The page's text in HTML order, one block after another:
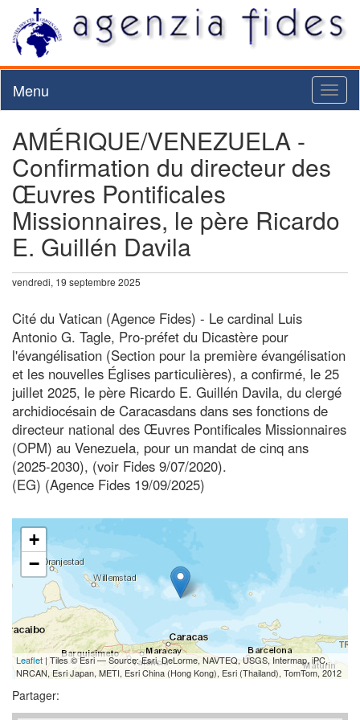
Menu
AMÉRIQUE/VENEZUELA -
Confirmation du directeur des
Œuvres Pontificales
Missionnaires, le père Ricardo
E. Guillén Davila
vendredi, 19 septembre 2025
Cité du Vatican (Agence Fides) - Le cardinal Luis
Antonio G. Tagle, Pro-préfet du Dicastère pour
l'évangélisation (Section pour la première évangélisation
et les nouvelles Églises particulières), a confirmé, le 25
juillet 2025, le père Ricardo E. Guillén Davila, du clergé
archidiocésain de Caracasdans dans ses fonctions de
directeur national des Œuvres Pontificales Missionnaires
(OPM) au Venezuela, pour un mandat de cinq ans
(2025-2030), (voir Fides 9/07/2020).
(EG) (Agence Fides 19/09/2025)
+
−
Leaflet | Tiles © Esri — Source: Esri, DeLorme, NAVTEQ, USGS, Intermap, iPC,
NRCAN, Esri Japan, METI, Esri China (Hong Kong), Esri (Thailand), TomTom, 2012
Partager: